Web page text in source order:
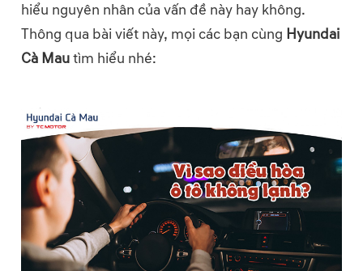
hiểu nguyên nhân của vấn đề này hay không.
Thông qua bài viết này, mọi các bạn cùng Hyundai
Cà Mautìm hiểu nhé: